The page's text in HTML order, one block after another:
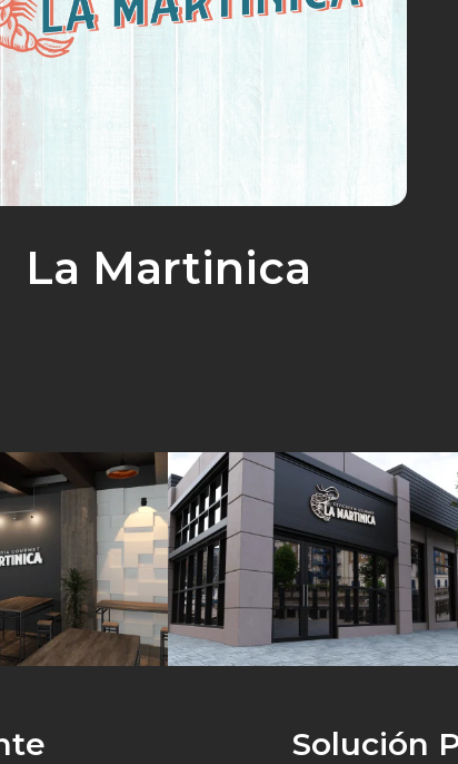
La Martinica
Solución